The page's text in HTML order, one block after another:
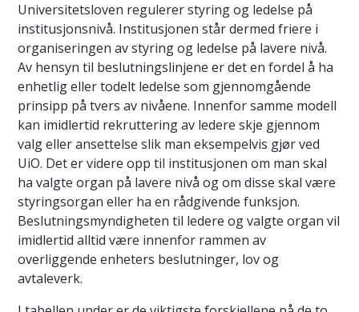
Universitetsloven regulerer styring og ledelse på
institusjonsnivå. Institusjonen står dermed friere i
organiseringen av styring og ledelse på lavere nivå.
Av hensyn til beslutningslinjene er det en fordel å ha
enhetlig eller todelt ledelse som gjennomgående
prinsipp på tvers av nivåene. Innenfor samme modell
kan imidlertid rekruttering av ledere skje gjennom
valg eller ansettelse slik man eksempelvis gjør ved
UiO. Det er videre opp til institusjonen om man skal
ha valgte organ på lavere nivå og om disse skal være
styringsorgan eller ha en rådgivende funksjon.
Beslutningsmyndigheten til ledere og valgte organ vil
imidlertid alltid være innenfor rammen av
overliggende enheters beslutninger, lov og
avtaleverk.